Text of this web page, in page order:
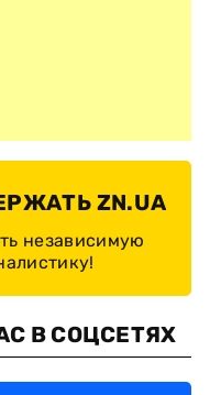
ZN.UA
независимую
В СОЦСЕТЯХ